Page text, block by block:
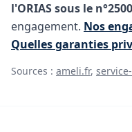
l'ORIAS sous le
engagement. Nos
Quelles garanties
Sources : ameli.fr,